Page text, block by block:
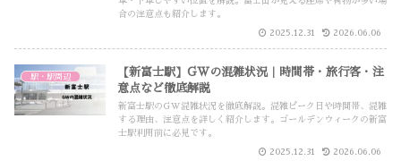
合の注意点も紹介します。
2025.12.31 2026.06.06
駅・駅周辺
【新富士駅】GWの混雑状況｜時間帯・旅行客・注
意点など徹底解説
新富士駅のGW混雑状況を徹底解説。混雑ピーク日や時間帯、混雑
する理由、注意点を詳しく紹介します。ゴールデンウィークの新富
士駅利用前に必見です。
2025.12.31 2026.06.06